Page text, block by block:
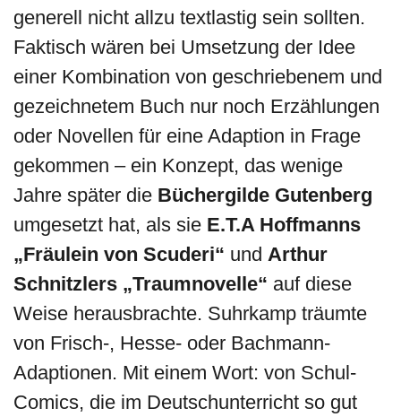
generell nicht allzu textlastig sein sollten.
Faktisch wären bei Umsetzung der Idee
einer Kombination von geschriebenem und
gezeichnetem Buch nur noch Erzählungen
oder Novellen für eine Adaption in Frage
gekommen – ein Konzept, das wenige
Jahre später die Büchergilde Gutenberg
umgesetzt hat, als sie E.T.A Hoffmanns
„Fräulein von Scuderi“ und Arthur
Schnitzlers „Traumnovelle“ auf diese
Weise herausbrachte. Suhrkamp träumte
von Frisch-, Hesse- oder Bachmann-
Adaptionen. Mit einem Wort: von Schul-
Comics, die im Deutschunterricht so gut